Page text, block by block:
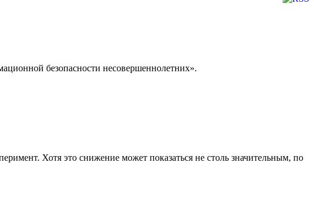
безопасности несовершеннолетних».
Хотя это снижение может показаться не столь значительным, по